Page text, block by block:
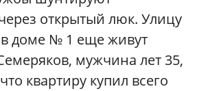
открытый люк. Улицу
доме № 1 еще живут
мужчина лет 35,
квартиру купил всего